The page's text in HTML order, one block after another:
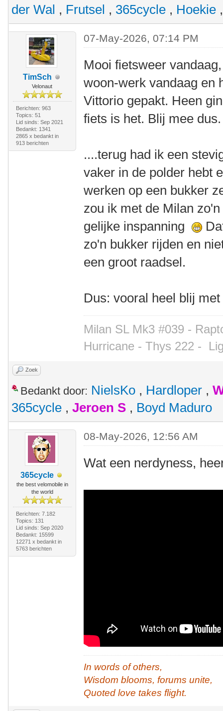
der Wal , Frutsel , 365cycle , Hoekie
TimSch
Velonaut
Berichten: 963
Topics: 51
Lid sinds: Sep 2021
Bedankt: 1341
2865 x bedankt in
913 berichten
07-May-2026, 07:14 PM
Mooi fietsweer
woon-werk vandaag en
Vittorio gepakt. Heen
fiets is het. Blij mee
....terug had ik een
vaker in de polder hebt
werken op een bukker
zou ik met de Milan
gelijke inspanning
zo'n bukker rijden en
een groot raadsel.
Dus: vooral heel blij
Milan SL Mk3 #039 -
Hurricane - Thys 222 -
Zoek
Bedankt door: NielsKo , Hardloper ,
365cycle , Jeroen S , Boyd Maduro
365cycle
the best velomobile in
the world
Berichten: 7.182
Topics: 131
Lid sinds: Sep 2020
Bedankt: 15599
12271 x bedankt in
5763 berichten
08-May-2026, 12:56 AM
Wat een nerdyness,
In words of others,
Wisdom blooms, forums unite,
Quoted love takes flight.